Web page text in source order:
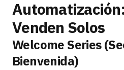
Venden Solos
Welcome Series
Bienvenida)